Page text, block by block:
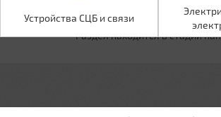
Устройства СЦБ и связи
Раздел находится в стадии